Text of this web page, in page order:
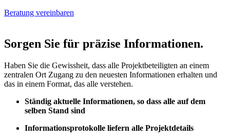
Beratung vereinbaren
Sorgen Sie für präzise Informationen.
Haben Sie die Gewissheit, dass alle Projektbeteiligten an einem
zentralen Ort Zugang zu den neuesten Informationen erhalten und
das in einem Format, das alle verstehen.
Ständig aktuelle Informationen, so dass alle auf dem
selben Stand sind
Informationsprotokolle liefern alle Projektdetails